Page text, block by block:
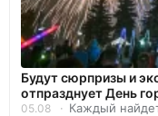
Будут сюрпризы и
отпразднует День
05.08 Каждый